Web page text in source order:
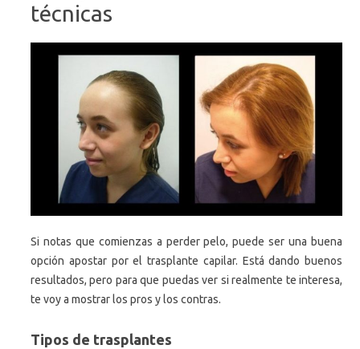
técnicas
Si notas que comienzas a perder pelo, puede ser una buena
opción apostar por el trasplante capilar. Está dando buenos
resultados, pero para que puedas ver si realmente te interesa,
te voy a mostrar los pros y los contras.
Tipos de trasplantes